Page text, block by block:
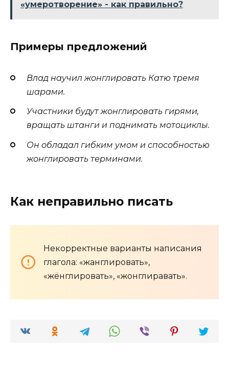
«умеротворение» - как правильно?
Примеры предложений
Влад научил жонглировать Катю тремя
шарами.
Участники будут жонглировать гирями,
вращать штанги и поднимать мотоциклы.
Он обладал гибким умом и способностью
жонглировать терминами.
Как неправильно писать
Некорректные варианты написания
глагола: «жанглировать»,
«жёнглировать», «жонглиравать».